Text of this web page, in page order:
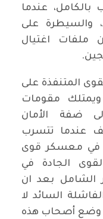
بالكامل، عندما
والسيطرة على
ملفات اغتيال
المتنفذة على
ويمتلك مقومات
ضفة الأمان
عندما تتسرب
في معسكر قوى
الجادة في
الشامل بعد ان
السائد لا
وضع أصحاب هذه